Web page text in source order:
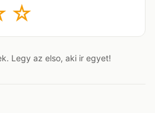
☆
Legy az elso, aki ir egyet!